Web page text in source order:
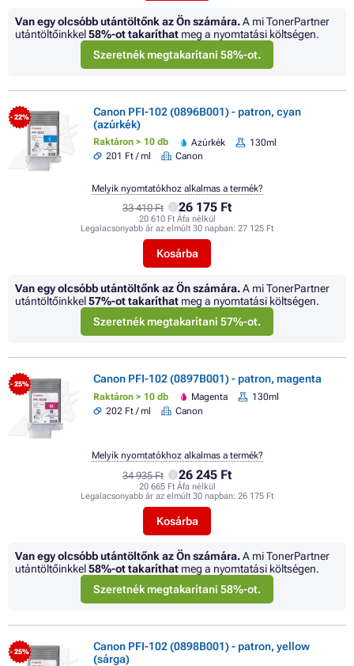
Van egy olcsóbb utántöltőnk az Ön számára.A mi TonerPartner
utántöltőinkkel58%-ot takaríthat meg a nyomtatási költségen.
Szeretnék megtakarítani 58%-ot.
- 22%
Canon PFI-102 (0896B001) - patron, cyan
(azúrkék)
Raktáron > 10 db Azúrkék
130ml
201 Ft / ml
Canon
33 410 Ft 26 175 Ft
20 610 Ft Áfa nélkül
Legalacsonyabb ár az elmúlt 30 napban: 27 125 Ft
Kosárba
Melyik nyomtatókhoz alkalmas a termék?
Van egy olcsóbb utántöltőnk az Ön számára.A mi TonerPartner
utántöltőinkkel57%-ot takaríthat meg a nyomtatási költségen.
Szeretnék megtakarítani 57%-ot.
- 25% Canon PFI-102 (0897B001) - patron, magenta
Raktáron > 10 db Magenta
130ml
202 Ft / ml
Canon
34 935 Ft 26 245 Ft
20 665 Ft Áfa nélkül
Legalacsonyabb ár az elmúlt 30 napban: 26 175 Ft
Kosárba
Melyik nyomtatókhoz alkalmas a termék?
Van egy olcsóbb utántöltőnk az Ön számára.A mi TonerPartner
utántöltőinkkel58%-ot takaríthat meg a nyomtatási költségen.
Szeretnék megtakarítani 58%-ot.
- 25%
Canon PFI-102 (0898B001) - patron, yellow
(sárga)